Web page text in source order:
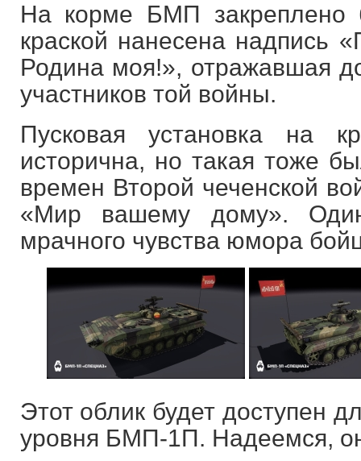
На корме БМП закреплено
краской нанесена надпись
Родина моя!», отражавшая
участников той войны.
Пусковая установка на
исторична, но такая тоже
времен Второй чеченской
«Мир вашему дому».
мрачного чувства юмора
Этот облик будет доступен
уровня БМП-1П. Надеемся,